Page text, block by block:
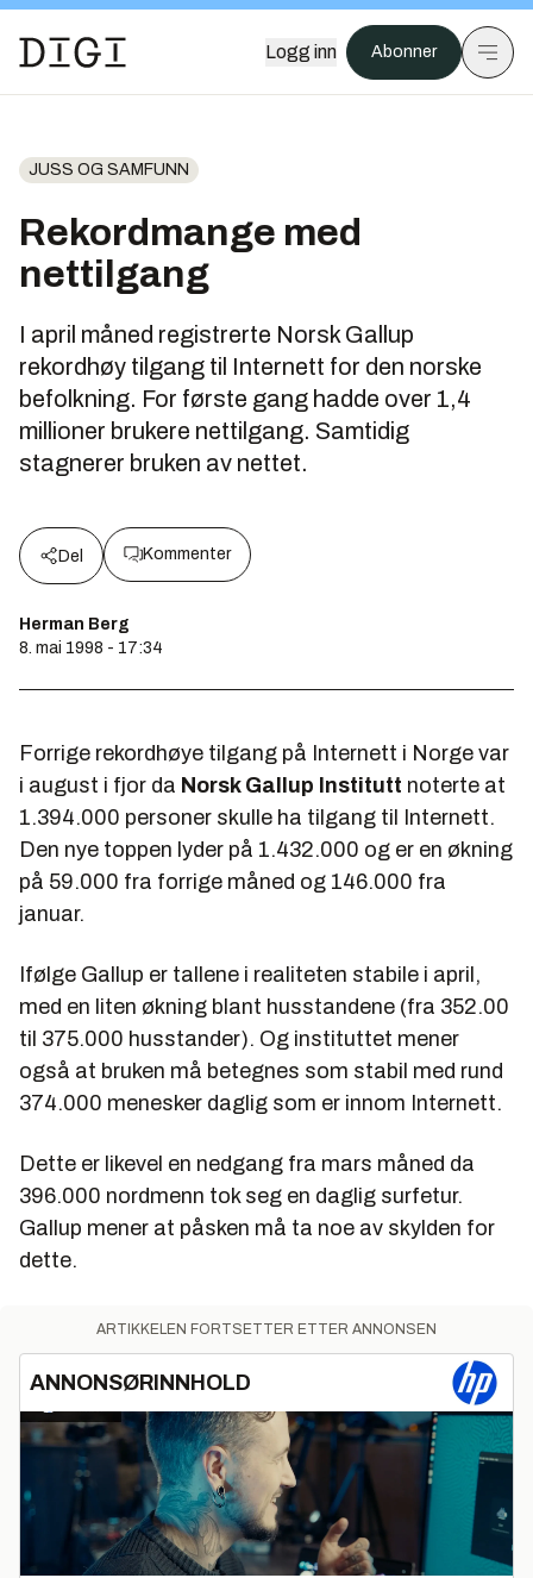
Logg inn Abonner
JUSS OG SAMFUNN
Rekordmange med
nettilgang
I april måned registrerte Norsk Gallup
rekordhøy tilgang til Internett for den norske
befolkning. For første gang hadde over 1,4
millioner brukere nettilgang. Samtidig
stagnerer bruken av nettet.
Del Kommenter
Herman Berg
8. mai 1998 - 17:34
Forrige rekordhøye tilgang på Internett i Norge var
i august i fjor da Norsk Gallup Institutt noterte at
1.394.000 personer skulle ha tilgang til Internett.
Den nye toppen lyder på 1.432.000 og er en økning
på 59.000 fra forrige måned og 146.000 fra
januar.
Ifølge Gallup er tallene i realiteten stabile i april,
med en liten økning blant husstandene (fra 352.00
til 375.000 husstander). Og instituttet mener
også at bruken må betegnes som stabil med rund
374.000 menesker daglig som er innom Internett.
Dette er likevel en nedgang fra mars måned da
396.000 nordmenn tok seg en daglig surfetur.
Gallup mener at påsken må ta noe av skylden for
dette.
ARTIKKELEN FORTSETTER ETTER ANNONSEN
ANNONSØRINNHOLD